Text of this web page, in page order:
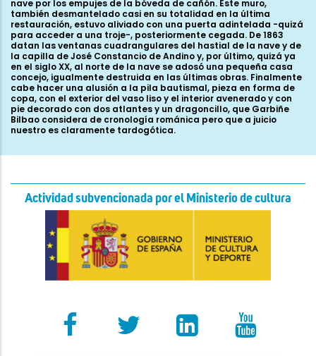
Actividad subvencionada por el Ministerio de cultura